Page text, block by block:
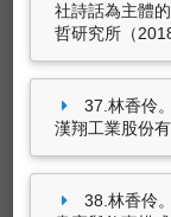
社詩話為主體
哲研究所（
37.林香伶
漢翔工業股份
38.林香伶